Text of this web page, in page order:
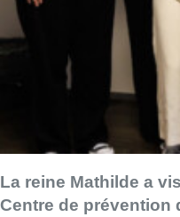
La reine Mathilde a
Centre de prévention